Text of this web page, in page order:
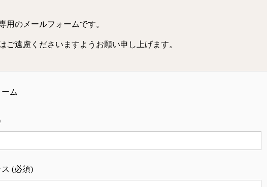
用のメールフォームです。
ご遠慮くださいますようお願い申し上げます。
ム
(必須)